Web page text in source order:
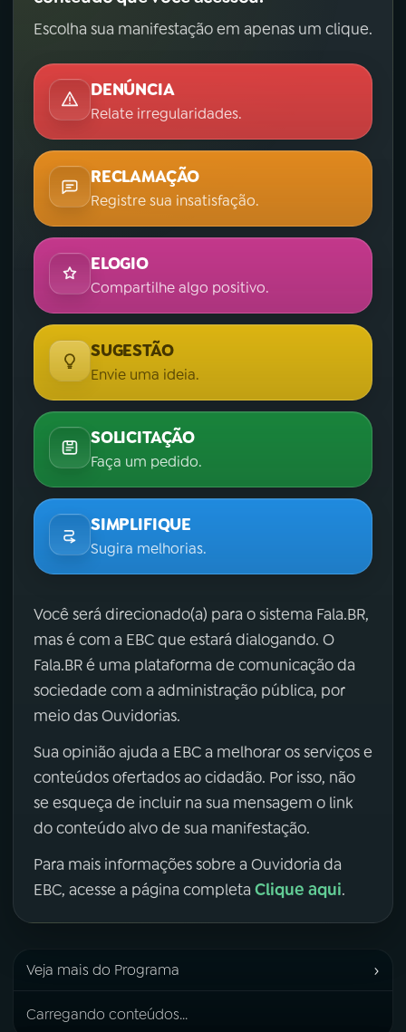
Escolha sua manifestação em apenas um clique.
DENÚNCIA
Relate irregularidades.
RECLAMAÇÃO
Registre sua insatisfação.
ELOGIO
Compartilhe algo positivo.
SUGESTÃO
Envie uma ideia.
SOLICITAÇÃO
Faça um pedido.
SIMPLIFIQUE
Sugira melhorias.
Você será direcionado(a) para o sistema Fala.BR,
mas é com a EBC que estará dialogando. O
Fala.BR é uma plataforma de comunicação da
sociedade com a administração pública, por
meio das Ouvidorias.
Sua opinião ajuda a EBC a melhorar os serviços e
conteúdos ofertados ao cidadão. Por isso, não
se esqueça de incluir na sua mensagem o link
do conteúdo alvo de sua manifestação.
Para mais informações sobre a Ouvidoria da
EBC, acesse a página completa Clique aqui.
Veja mais do Programa ›
Carregando conteúdos...